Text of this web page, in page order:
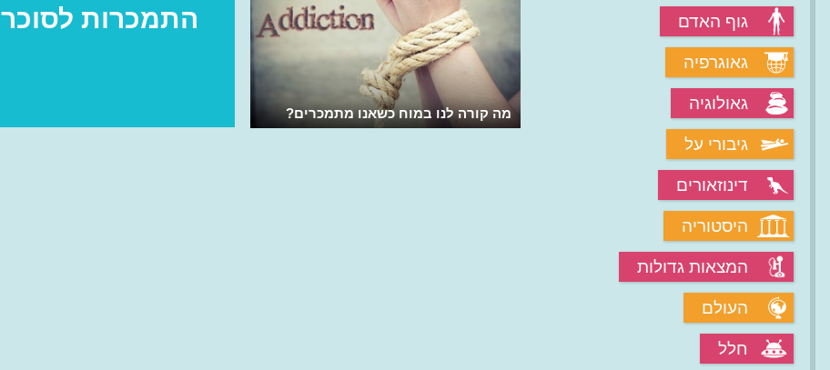
גוף האדם
גאוגרפיה
גאולוגיה
גיבורי על
דינוזאורים
היסטוריה
המצאות גדולות
העולם
חלל
התמכרות לסוכר
מה קורה לנו במוח כשאנו מתמכרים?